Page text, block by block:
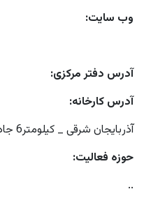
وب سایت:
آدرس دفتر مرکزی:
آدرس کارخانه:
آذربایجان شرقی _ کیلومتر6 جاده تبریز،تهران _ خیابان ایرادک
حوزه فعالیت:
..